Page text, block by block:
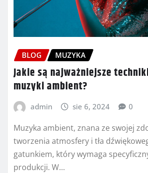
BLOG MUZYKA
Jakie są najważniejsze
muzyki ambient?
admin sie 6, 2024 0
Muzyka ambient, znana ze swojej
tworzenia atmosfery i tła
gatunkiem, który wymaga
produkcji. W…